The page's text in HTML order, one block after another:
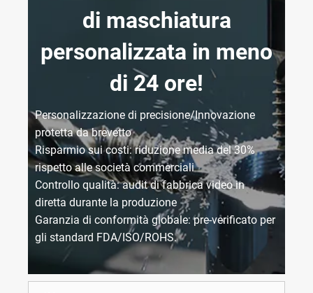
di maschiatura
personalizzata in meno
di 24 ore!
Personalizzazione di precisione/Innovazione
protetta da brevetto
Risparmio sui costi: riduzione media del 30%
rispetto alle società commerciali
Controllo qualità: audit di fabbrica video in
diretta durante la produzione
Garanzia di conformità globale: pre-verificato per
gli standard FDA/ISO/ROHS.